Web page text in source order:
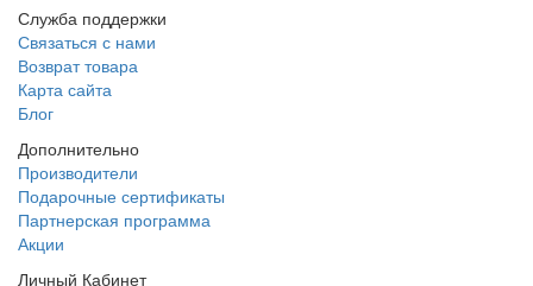
Служба поддержки
Связаться с нами
Возврат товара
Карта сайта
Блог
Дополнительно
Производители
Подарочные сертификаты
Партнерская программа
Акции
Личный Кабинет